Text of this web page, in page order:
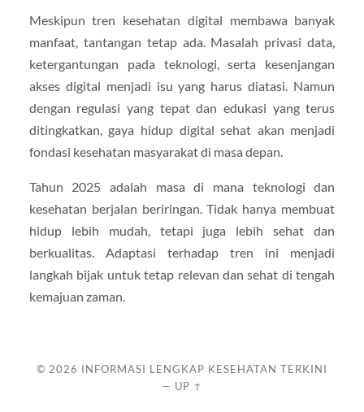
Meskipun tren kesehatan digital membawa banyak
manfaat, tantangan tetap ada. Masalah privasi data,
ketergantungan pada teknologi, serta kesenjangan
akses digital menjadi isu yang harus diatasi. Namun
dengan regulasi yang tepat dan edukasi yang terus
ditingkatkan, gaya hidup digital sehat akan menjadi
fondasi kesehatan masyarakat di masa depan.
Tahun 2025 adalah masa di mana teknologi dan
kesehatan berjalan beriringan. Tidak hanya membuat
hidup lebih mudah, tetapi juga lebih sehat dan
berkualitas. Adaptasi terhadap tren ini menjadi
langkah bijak untuk tetap relevan dan sehat di tengah
kemajuan zaman.
© 2026 INFORMASI LENGKAP KESEHATAN TERKINI
— UP ↑